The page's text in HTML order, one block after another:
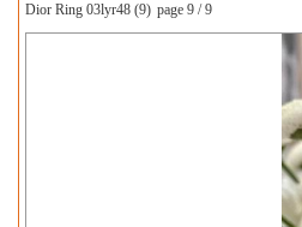
Dior Ring 03lyr48 (9) page 9 / 9